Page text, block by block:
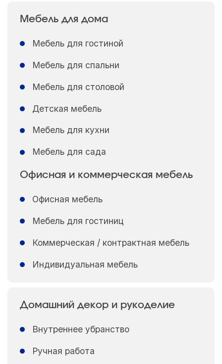
Мебель для дома
Мебель для гостиной
Мебель для спальни
Мебель для столовой
Детская мебель
Мебель для кухни
Мебель для сада
Офисная и коммерческая мебель
Офисная мебель
Мебель для гостиниц
Коммерческая / контрактная мебель
Индивидуальная мебель
Домашний декор и рукоделие
Внутреннее убранство
Ручная работа